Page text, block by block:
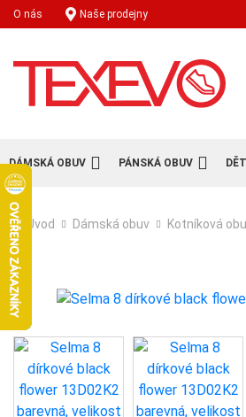
O nás Naše prodejny
DÁMSKÁ OBUV PÁNSKÁ OBUV
Úvod Dámská obuv Kotníková